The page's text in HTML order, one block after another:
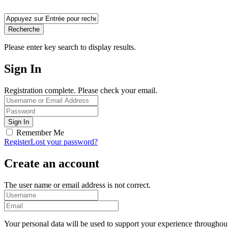
Recherche
Please enter key search to display results.
Sign In
Registration complete. Please check your email.
Remember Me
RegisterLost your password?
Create an account
The user name or email address is not correct.
Your personal data will be used to support your experience